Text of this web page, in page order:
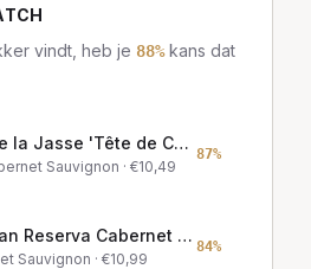
vindt, heb je 88%kans dat
Domaine de la Jasse 'Tête de Cuvée'
Sauvignon · €10,49
87%
Quintus Gran Reserva Cabernet Sauvignon
Sauvignon · €10,99
84%